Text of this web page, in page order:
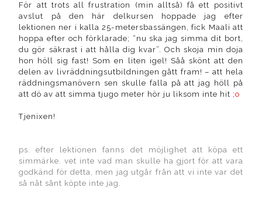
För att trots all frustration (min alltså) få ett positivt
avslut på den här delkursen hoppade jag efter
lektionen ner i kalla 25-metersbassängen, fick Maali att
hoppa efter och förklarade; “nu ska jag simma dit bort,
du gör säkrast i att hålla dig kvar”. Och skoja min doja
hon höll sig fast! Som en liten igel! Såå skönt att den
delen av livräddningsutbildningen gått fram! – att hela
räddningsmanövern sen skulle falla på att jag höll på
att dö av att simma tjugo meter hör ju liksom inte hit ;o
Tjenixen!
ps. efter lektionen fanns det möjlighet att köpa ett
simmärke. vet inte vad man skulle ha gjort för att vara
godkänd för detta, men jag utgår från att vi inte var det
så nåt sånt köpte inte jag.